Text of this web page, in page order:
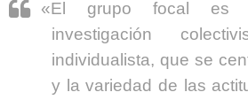
«El grupo focal es
investigación
individualista, que se
y la variedad de las